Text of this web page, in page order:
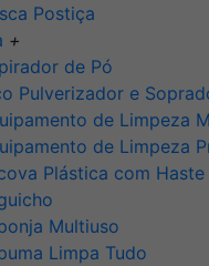
Postiça
+
de Pó
Pulverizador e
de Limpeza
de Limpeza
Plástica com Haste
Multiuso
Limpa Tudo